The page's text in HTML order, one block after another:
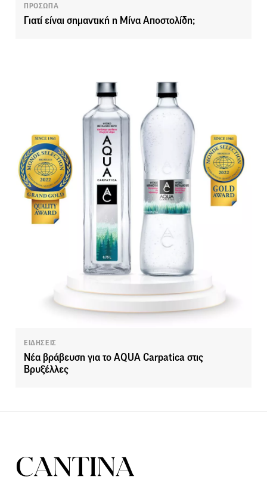
ΠΡΟΣΩΠΑ
Γιατί είναι σημαντική η Μίνα Αποστολίδη;
ΕΙΔΗΣΕΙΣ
Νέα βράβευση για το AQUA Carpatica στις
Βρυξέλλες